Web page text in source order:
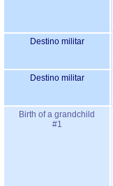
Destino militar
Destino militar
Birth of a grandchild
#1